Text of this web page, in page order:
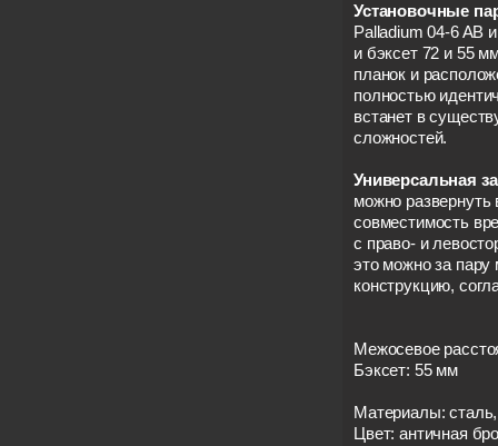
Установочные
Palladium 04-6 AB
и бэксет 72 и 55
планок и
полностью
встанет в
сложностей.
Универсальная
можно развернуть
совместимость
с право- и
это можно за пару
конструкцию,
Межосевое
Бэксет: 55 мм
Материалы:
Цвет: античная